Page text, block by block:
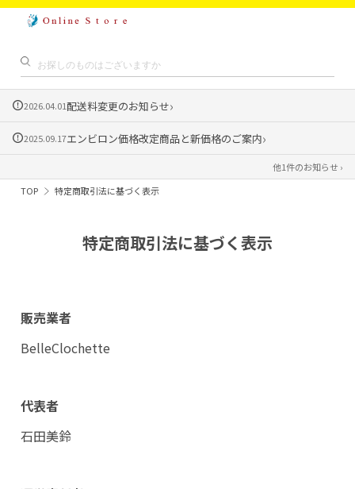
2026.04.01配送料変更のお知らせ›
2025.09.17エンビロン価格改定商品と新価格のご案内›
他1件のお知らせ ›
TOP
特定商取引法に基づく表示
特定商取引法に基づく表示
販売業者
BelleClochette
代表者
石田美鈴